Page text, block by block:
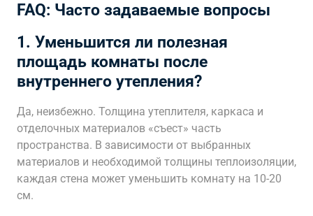
FAQ: Часто задаваемые вопросы
1. Уменьшится ли полезная
площадь комнаты после
внутреннего утепления?
Да, неизбежно. Толщина утеплителя, каркаса и
отделочных материалов «съест» часть
пространства. В зависимости от выбранных
материалов и необходимой толщины теплоизоляции,
каждая стена может уменьшить комнату на 10-20
см.